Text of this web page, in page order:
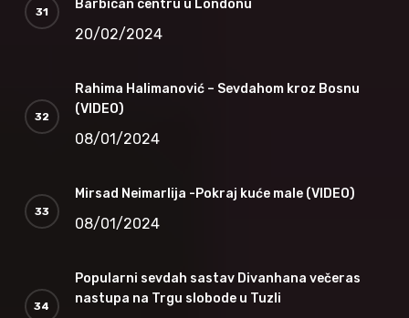
Barbican centru u Londonu
20/02/2024
Rahima Halimanović – Sevdahom kroz Bosnu
(VIDEO)
08/01/2024
Mirsad Neimarlija -Pokraj kuće male (VIDEO)
08/01/2024
Popularni sevdah sastav Divanhana večeras
nastupa na Trgu slobode u Tuzli